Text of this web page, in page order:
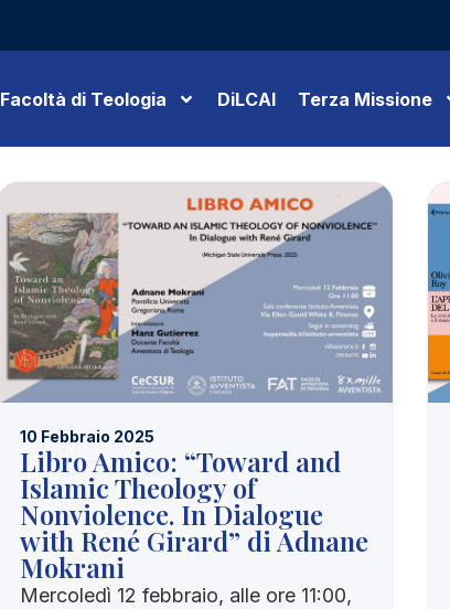
Facoltà di Teologia DiLCAI Terza Missione
10 Febbraio 2025
Libro Amico: “Toward and
Islamic Theology of
Nonviolence. In Dialogue
with René Girard” di Adnane
Mokrani
Mercoledì 12 febbraio, alle ore 11:00,